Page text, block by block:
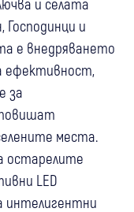
Господинци и
е внедряването
ефективност,
за
места.
остарелите
LED
интелигентни